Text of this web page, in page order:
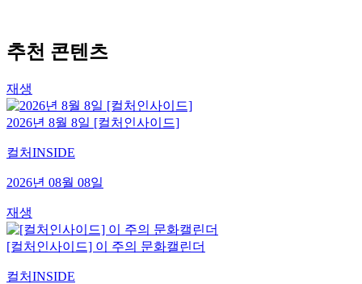
추천 콘텐츠
재생
2026년 8월 8일 [컬처인사이드]
컬처INSIDE
2026년 08월 08일
재생
[컬처인사이드] 이 주의 문화캘린더
컬처INSIDE